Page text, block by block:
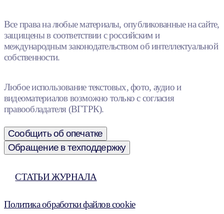
Все права на любые материалы, опубликованные на сайте,
защищены в соответствии с российским и
международным законодательством об интеллектуальной
собственности.
Любое использование текстовых, фото, аудио и
видеоматериалов возможно только с согласия
правообладателя (ВГТРК).
Сообщить об опечатке
Обращение в техподдержку
СТАТЬИ ЖУРНАЛА
Политика обработки файлов cookie